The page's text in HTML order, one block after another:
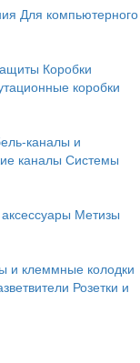
Для компьютерного
Коробки
коробки
каналы и
каналы Системы
Метизы
и клеммные колодки
Розетки и